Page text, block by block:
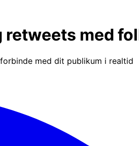
retweets med
med dit publikum i realtid